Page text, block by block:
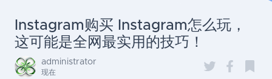
Instagram购买 Instagram怎么玩，
这可能是全网最实用的技巧！
administrator
现在